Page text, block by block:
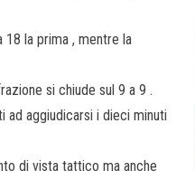
la prima , mentre la
si chiude sul 9 a 9 .
ad aggiudicarsi i dieci minuti
di vista tattico ma anche